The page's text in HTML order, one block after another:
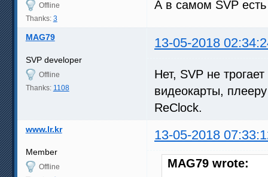
Offline
Thanks: 3
А в самом SVP есть
MAG79 13-05-2018
SVP developer
Offline
Thanks: 1108
Нет, SVP не
видеокарты,
ReClock.
www.lr.kr 13-05-2018
Member
Offline
MAG79 wrote: